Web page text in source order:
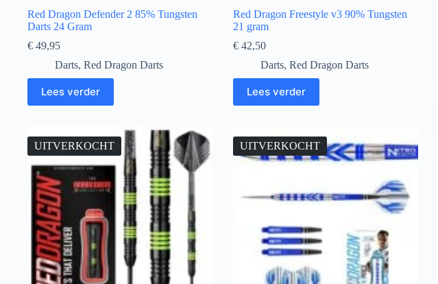
Red Dragon Defender 2 85% Tungsten
Darts 24 Gram
€ 49,95
Darts, Red Dragon Darts
Lees verder
Red Dragon Freestyle v3 90% Tungsten
21 gram
€42,50
Darts, Red Dragon Darts
Lees verder
UITVERKOCHT UITVERKOCHT